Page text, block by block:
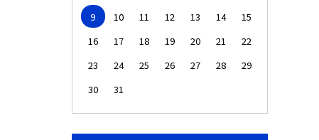
9
10 11 12 13 14
15
16
17 18 19 20 21
22
23
24 25 26 27 28
29
30
31